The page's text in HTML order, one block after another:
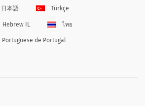
日本語 Türkçe
Hebrew IL ไทย
Portuguese de Portugal